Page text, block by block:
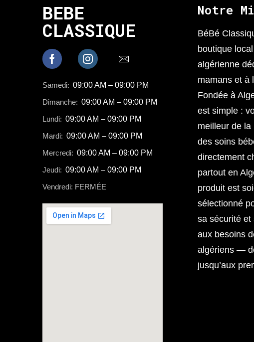
BEBE
CLASSIQUE
Samedi: 09:00 AM – 09:00 PM
Dimanche: 09:00 AM – 09:00 PM
Lundi: 09:00 AM – 09:00 PM
Mardi: 09:00 AM – 09:00 PM
Mercredi: 09:00 AM – 09:00 PM
Jeudi: 09:00 AM – 09:00 PM
Vendredi: FERMÉE
Notre
BéBé
boutique
algérienne
mamans et à
Fondée à
est simple :
meilleur de
des soins
directement
partout en
produit est
sélectionné
sa sécurité et
aux besoins
algériens —
jusqu’aux